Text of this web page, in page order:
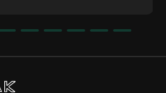
cụm từ khóa cho ví OKX